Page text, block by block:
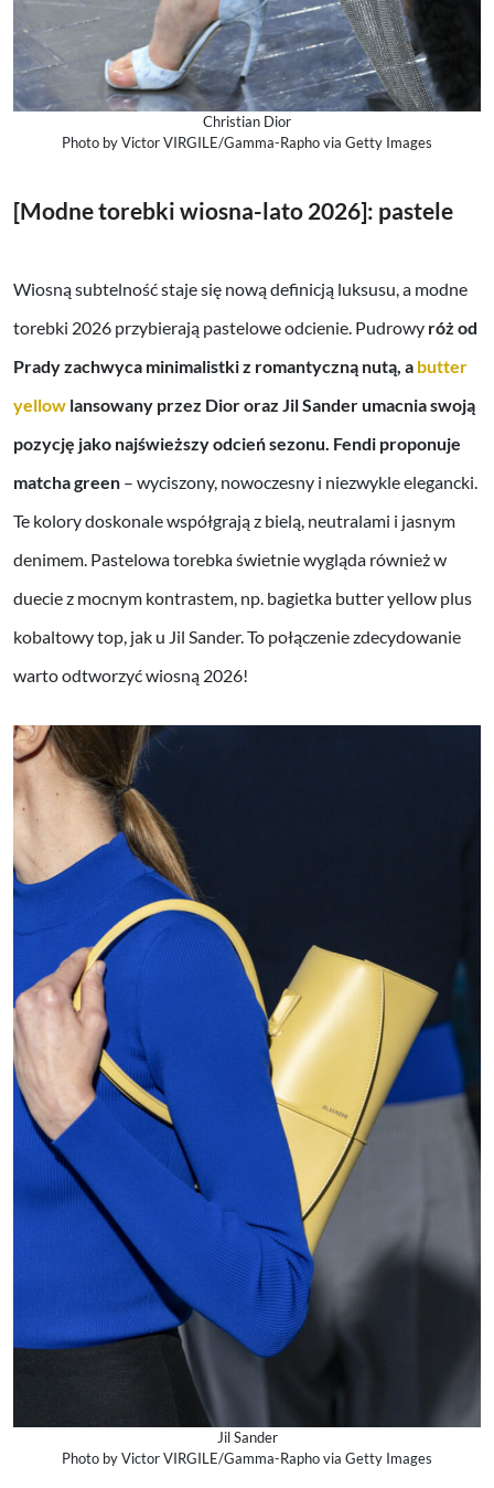
Christian Dior
Photo by Victor VIRGILE/Gamma-Rapho via Getty Images
[Modne torebki wiosna-lato 2026]: pastele
Wiosną subtelność staje się nową definicją luksusu, a modne
torebki 2026 przybierają pastelowe odcienie. Pudrowy róż od
Prady zachwyca minimalistki z romantyczną nutą, a butter
yellow lansowany przez Dior oraz Jil Sander umacnia swoją
pozycję jako najświeższy odcień sezonu. Fendi proponuje
matcha green – wyciszony, nowoczesny i niezwykle elegancki.
Te kolory doskonale współgrają z bielą, neutralami i jasnym
denimem. Pastelowa torebka świetnie wygląda również w
duecie z mocnym kontrastem, np. bagietka butter yellow plus
kobaltowy top, jak u Jil Sander. To połączenie zdecydowanie
warto odtworzyć wiosną 2026!
Jil Sander
Photo by Victor VIRGILE/Gamma-Rapho via Getty Images